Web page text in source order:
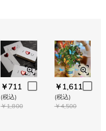
￥711
(税込)
￥1,800
￥1,611
(税込)
￥4,500